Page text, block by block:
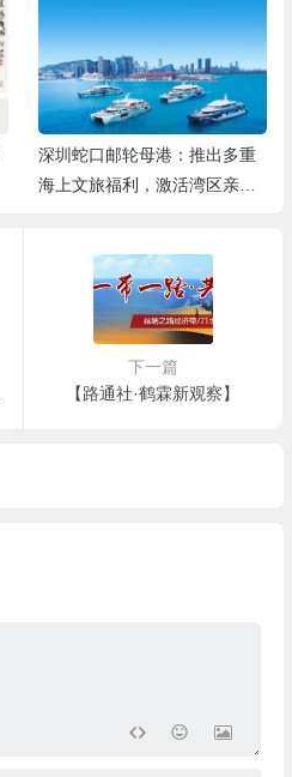
军民同心庆八一 文艺汇演颂军
魂——夏镇民安社区热烈庆祝
下一篇
【路通社·鹤霖新观察】